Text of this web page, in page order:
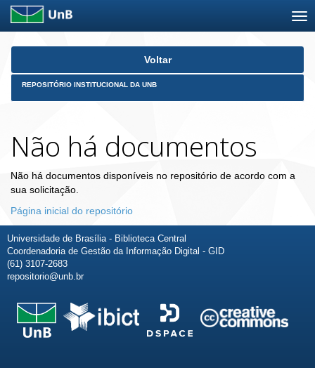
Skip
Voltar
REPOSITÓRIO INSTITUCIONAL DA UNB
Não há documentos
Não há documentos disponíveis no repositório de acordo com a
sua solicitação.
Página inicial do repositório
Universidade de Brasília - Biblioteca Central
Coordenadoria de Gestão da Informação Digital - GID
(61) 3107-2683
repositorio@unb.br